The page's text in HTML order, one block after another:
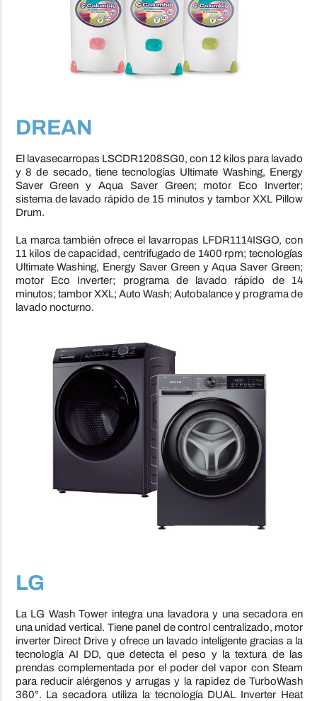
DREAN
El lavasecarropas LSCDR1208SG0, con 12 kilos para lavado
y 8 de secado, tiene tecnologías Ultimate Washing, Energy
Saver Green y Aqua Saver Green; motor Eco Inverter;
sistema de lavado rápido de 15 minutos y tambor XXL Pillow
Drum.
La marca también ofrece el lavarropas LFDR1114ISGO, con
11 kilos de capacidad, centrifugado de 1400 rpm; tecnologías
Ultimate Washing, Energy Saver Green y Aqua Saver Green;
motor Eco Inverter; programa de lavado rápido de 14
minutos; tambor XXL; Auto Wash; Autobalance y programa de
lavado nocturno.
LG
La LG Wash Tower integra una lavadora y una secadora en
una unidad vertical. Tiene panel de control centralizado, motor
inverter Direct Drive y ofrece un lavado inteligente gracias a la
tecnología AI DD, que detecta el peso y la textura de las
prendas complementada por el poder del vapor con Steam
para reducir alérgenos y arrugas y la rapidez de TurboWash
360°. La secadora utiliza la tecnología DUAL Inverter Heat